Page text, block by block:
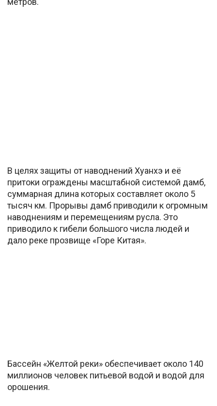
В целях защиты от наводнений Хуанхэ и её
притоки ограждены масштабной системой дамб,
суммарная длина которых составляет около 5
тысяч км. Прорывы дамб приводили к огромным
наводнениям и перемещениям русла. Это
приводило к гибели большого числа людей и
дало реке прозвище «Горе Китая».
Бассейн «Желтой реки» обеспечивает около 140
миллионов человек питьевой водой и водой для
орошения.